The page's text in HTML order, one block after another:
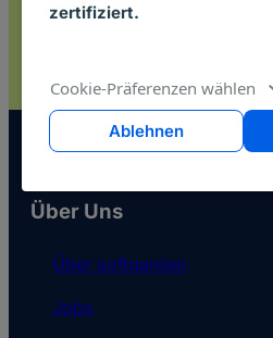
zertifiziert.
Cookie-Präferenzen wählen
Ablehnen
Sichere dir dein Gratis-
Jetzt Ticket
Über Uns
Über softgarden
Jobs